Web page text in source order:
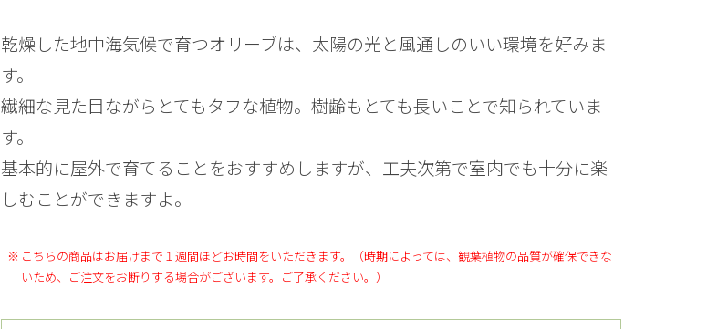
乾燥した地中海気候で育つオリーブは、太陽の光と風通しのいい環境を好みま
す。
繊細な見た目ながらとてもタフな植物。樹齢もとても長いことで知られていま
す。
基本的に屋外で育てることをおすすめしますが、工夫次第で室内でも十分に楽
しむことができますよ。
こちらの商品はお届けまで１週間ほどお時間をいただきます。（時期によっては、観葉植物の品質が確保できな
いため、ご注文をお断りする場合がございます。ご了承ください。）